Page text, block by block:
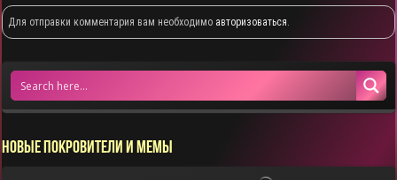
Для отправки комментария вам необходимо авторизоваться
НОВЫЕ ПОКРОВИТЕЛИ И МЕМЫ